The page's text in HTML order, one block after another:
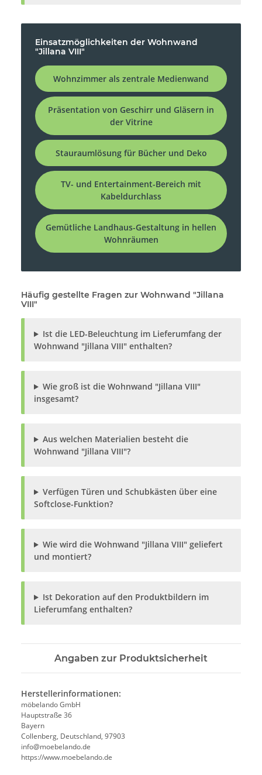
Einsatzmöglichkeiten der Wohnwand
"Jillana VIII"
Wohnzimmer als zentrale Medienwand
Präsentation von Geschirr und Gläsern in
der Vitrine
Stauraumlösung für Bücher und Deko
TV- und Entertainment-Bereich mit
Kabeldurchlass
Gemütliche Landhaus-Gestaltung in hellen
Wohnräumen
Häufig gestellte Fragen zur Wohnwand "Jillana
VIII"
Ist die LED-Beleuchtung im Lieferumfang der
Wohnwand "Jillana VIII" enthalten?
Wie groß ist die Wohnwand "Jillana VIII"
insgesamt?
Aus welchen Materialien besteht die
Wohnwand "Jillana VIII"?
Verfügen Türen und Schubkästen über eine
Softclose-Funktion?
Wie wird die Wohnwand "Jillana VIII" geliefert
und montiert?
Ist Dekoration auf den Produktbildern im
Lieferumfang enthalten?
Angaben zur Produktsicherheit
Herstellerinformationen:
möbelando GmbH
Hauptstraße 36
Bayern
Collenberg, Deutschland, 97903
info@moebelando.de
https://www.moebelando.de